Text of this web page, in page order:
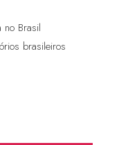
no Brasil
brasileiros